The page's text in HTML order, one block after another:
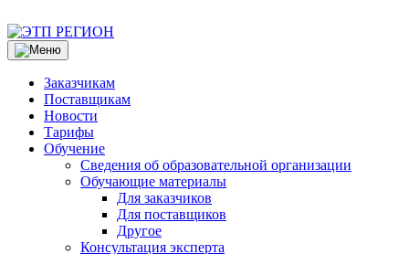
Заказчикам
Поставщикам
Новости
Тарифы
Обучение
Сведения об образовательной организации
Обучающие материалы
Для заказчиков
Для поставщиков
Другое
Консультация эксперта